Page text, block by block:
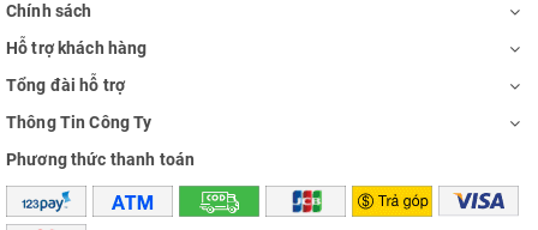
Chính sách
Hỗ trợ khách hàng
Tổng đài hỗ trợ
Thông Tin Công Ty
Phương thức thanh toán